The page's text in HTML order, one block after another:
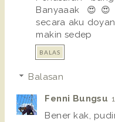
Banyaaak
secara aku
makin sedep
BALAS
Balasan
Fenni Bungsu
Bener kak,